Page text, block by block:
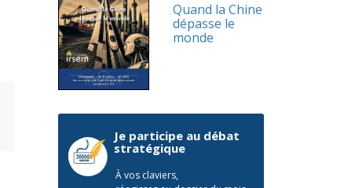
Quand la Chine
dépasse le
monde
Je participe au débat
stratégique
À vos claviers,